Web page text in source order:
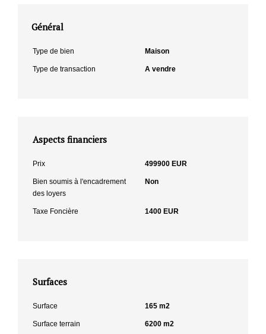
Général
Type de bien Maison
Type de transaction A vendre
Aspects financiers
Prix 499900 EUR
Bien soumis à l'encadrement
des loyers
Non
Taxe Foncière 1400 EUR
Surfaces
Surface 165 m2
Surface terrain 6200 m2